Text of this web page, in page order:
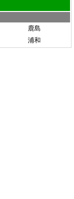
鹿島
浦和